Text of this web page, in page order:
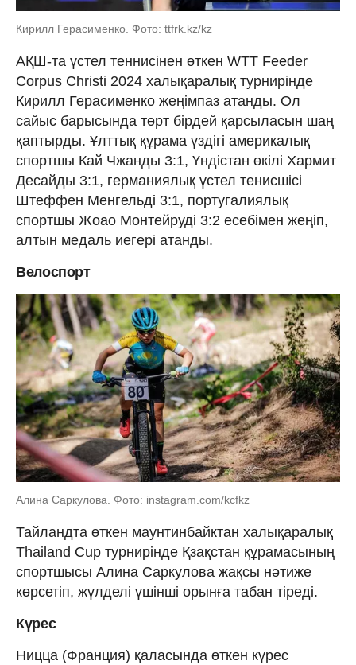
Кирилл Герасименко. Фото: ttfrk.kz/kz
АҚШ-та үстел теннисінен өткен WTT Feeder
Corpus Christi 2024 халықаралық турнирінде
Кирилл Герасименко жеңімпаз атанды. Ол
сайыс барысында төрт бірдей қарсыласын шаң
қаптырды. Ұлттық құрама үздігі америкалық
спортшы Кай Чжанды 3:1, Үндістан өкілі Хармит
Десайды 3:1, германиялық үстел тенисшісі
Штеффен Менгельді 3:1, португалиялық
спортшы Жоао Монтейруді 3:2 есебімен жеңіп,
алтын медаль иегері атанды.
Велоспорт
Алина Саркулова. Фото: instagram.com/kcfkz
Тайландта өткен маунтинбайктан халықаралық
Thailand Cup турнирінде Қзақстан құрамасының
спортшысы Алина Саркулова жақсы нәтиже
көрсетіп, жүлделі үшінші орынға табан тіреді.
Күрес
Ницца (Франция) қаласында өткен күрес